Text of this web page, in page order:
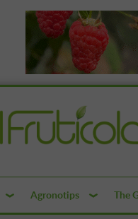
Agronotips The